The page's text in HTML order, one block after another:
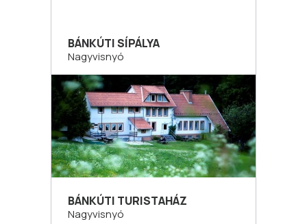
BÁNKÚTI SÍPÁLYA
Nagyvisnyó
BÁNKÚTI TURISTAHÁZ
Nagyvisnyó